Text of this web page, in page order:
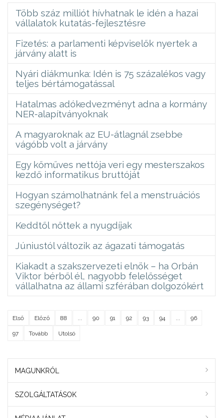
Több száz milliót hívhatnak le idén a hazai
vállalatok kutatás-fejlesztésre
Fizetés: a parlamenti képviselők nyertek a
járvány alatt is
Nyári diákmunka: Idén is 75 százalékos vagy
teljes bértámogatással
Hatalmas adókedvezményt adna a kormány
NER-alapítványoknak
A magyaroknak az EU-átlagnál zsebbe
vágóbb volt a járvány
Egy kőműves nettója veri egy mesterszakos
kezdő informatikus bruttóját
Hogyan számolhatnánk fel a menstruációs
szegénységet?
Keddtől nőttek a nyugdíjak
Júniustól változik az ágazati támogatás
Kiakadt a szakszervezeti elnök – ha Orbán
Viktor bérből él, nagyobb felelősséget
vállalhatna az állami szférában dolgozókért
Első Előző 88 90 91 92 93 94 96
97 Tovább Utolsó
MAGUNKRÓL
SZOLGÁLTATÁSOK